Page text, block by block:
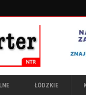
ŁÓDZKIE